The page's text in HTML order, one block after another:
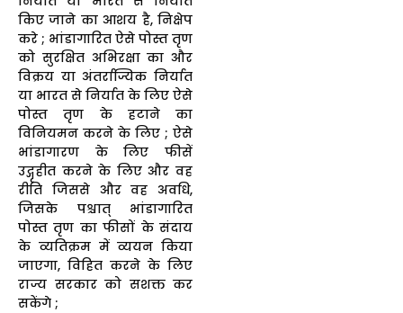
किए जाने का आशय है, निक्षेप
करे ; भांडागारित ऐसे पोस्त तृण
को सुरक्षित अभिरक्षा का और
विक्रय या अंतर्राज्यिक निर्यात
या भारत से निर्यात के लिए ऐसे
पोस्त तृण के हटाने का
विनियमन करने के लिए ; ऐसे
भांडागारण के लिए फीसें
उद्गृहीत करने के लिए और वह
रीति जिससे और वह अवधि,
जिसके पश्चात् भांडागारित
पोस्त तृण का फीसों के संदाय
के व्यतिक्रम में व्ययन किया
जाएगा, विहित करने के लिए
राज्य सरकार को सशक्त कर
सकेंगे ;